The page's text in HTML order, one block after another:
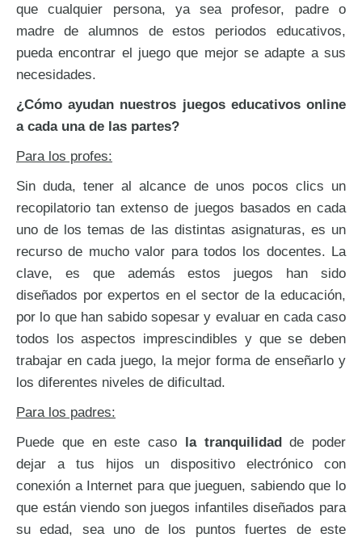
que cualquier persona, ya sea profesor, padre o
madre de alumnos de estos periodos educativos,
pueda encontrar el juego que mejor se adapte a sus
necesidades.
¿Cómo ayudan nuestros juegos educativos online
a cada una de las partes?
Para los profes:
Sin duda, tener al alcance de unos pocos clics un
recopilatorio tan extenso de juegos basados en cada
uno de los temas de las distintas asignaturas, es un
recurso de mucho valor para todos los docentes. La
clave, es que además estos juegos han sido
diseñados por expertos en el sector de la educación,
por lo que han sabido sopesar y evaluar en cada caso
todos los aspectos imprescindibles y que se deben
trabajar en cada juego, la mejor forma de enseñarlo y
los diferentes niveles de dificultad.
Para los padres:
Puede que en este caso la tranquilidadde poder
dejar a tus hijos un dispositivo electrónico con
conexión a Internet para que jueguen, sabiendo que lo
que están viendo son juegos infantiles diseñados para
su edad, sea uno de los puntos fuertes de este